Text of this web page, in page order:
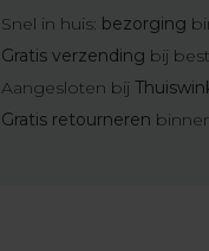
Snel in huis: bezorging
Gratis verzending bij
Aangesloten bij
Gratis retourneren